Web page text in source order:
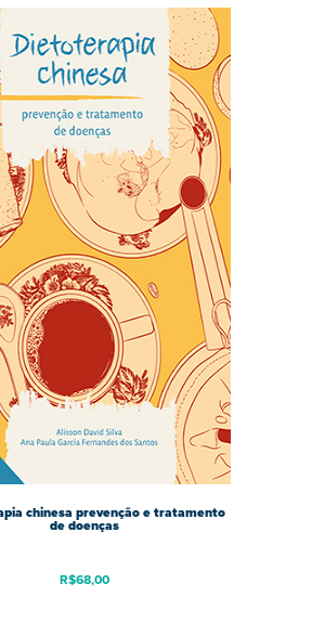
chinesa prevenção e tratamento
de doenças
R$68,00